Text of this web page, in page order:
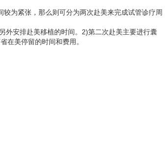
为紧张，那么则可分为两次赴美来完成试管诊疗周
外安排赴美移植的时间。2)第二次赴美主要进行囊
在美停留的时间和费用。